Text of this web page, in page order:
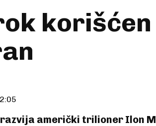
američki trilioner Ilon